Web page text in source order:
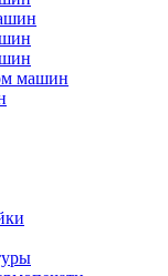
машин